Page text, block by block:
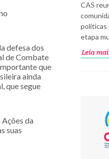
defesa dos
de Combate
que
ainda
que segue
da
suas
CAS
políticas
etapa
Leia